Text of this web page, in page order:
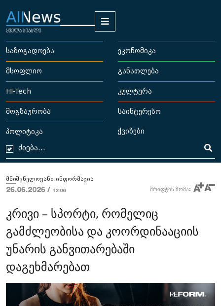
საზოგადოება ეკონომიკა
მსოფლიო განათლება
HI-Tech კულტურა
მოგზაურობა საინტერესო
პოლიტიკა ქვიზები
მნიშვნელოვანი ინფორმაცია
26.06.2026 / 12:06 შრიფტის ზომა:
კრივი – სპორტი, რომელიც
გამძლეობისა და კოორდინააციის
უნარის განვითარებაში
დაგეხმარებათ